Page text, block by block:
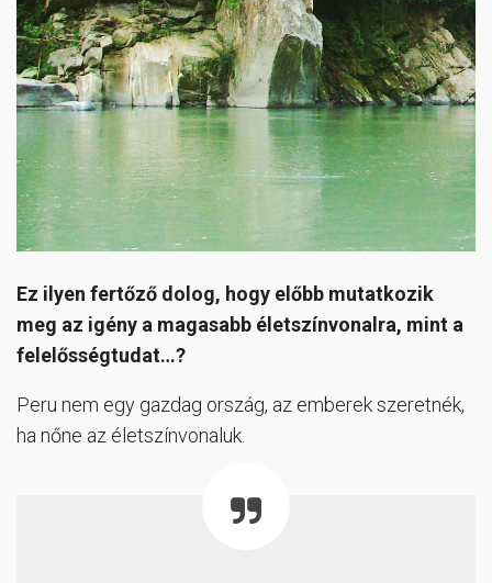
Ez ilyen fertőző dolog, hogy előbb mutatkozik
meg az igény a magasabb életszínvonalra, mint a
felelősségtudat…?
Peru nem egy gazdag ország, az emberek szeretnék,
ha nőne az életszínvonaluk.